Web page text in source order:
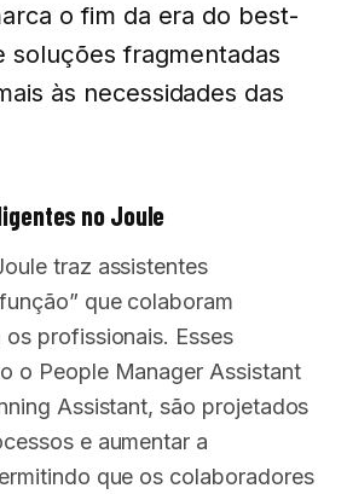
o fim da era do best-
soluções fragmentadas
às necessidades das
no Joule
traz assistentes
que colaboram
profissionais. Esses
o People Manager Assistant
Assistant, são projetados
e aumentar a
que os colaboradores